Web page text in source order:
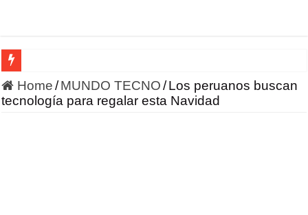
HONOR incursiona en la robótica con un enfoque en IA
Home /MUNDO TECNO /Los peruanos buscan
tecnología para regalar esta Navidad